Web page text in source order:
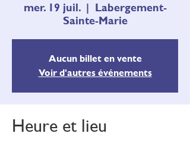
mer. 19 juil.
  |
Labergement-
Sainte-Marie
Aucun billet en vente
Voir d'autres événements
Heure et lieu